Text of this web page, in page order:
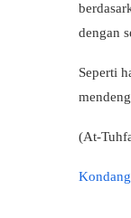
dengan
Seperti
(At-